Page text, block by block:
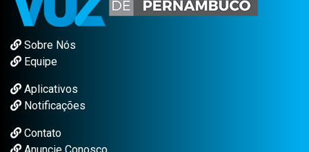
Sobre Nós
Equipe
Aplicativos
Notificações
Contato